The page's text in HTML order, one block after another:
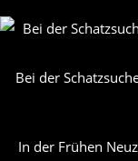
Bei der
In der Frühen